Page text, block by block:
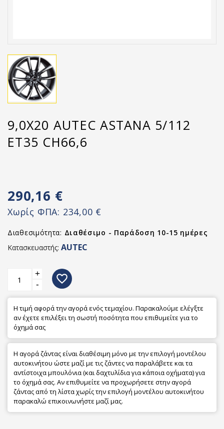
9,0X20 AUTEC ASTANA 5/112
ET35 CH66,6
290,16 €
Χωρίς ΦΠΑ: 234,00 €
Διαθεσιμότητα: Διαθέσιμο - Παράδοση 10-15 ημέρες
Κατασκευαστής: AUTEC
+
-
favorite_border
Η τιμή αφορά την αγορά ενός τεμαχίου. Παρακαλούμε ελέγξτε
αν έχετε επιλέξει τη σωστή ποσότητα που επιθυμείτε για το
όχημά σας
Η αγορά ζάντας είναι διαθέσιμη μόνο με την επιλογή μοντέλου
αυτοκινήτου ώστε μαζί με τις ζάντες να παραλάβετε και τα
αντίστοιχα μπουλόνια (και δαχτυλίδια για κάποια οχήματα) για
το όχημά σας. Αν επιθυμείτε να προχωρήσετε στην αγορά
ζάντας από τη λίστα χωρίς την επιλογή μοντέλου αυτοκινήτου
παρακαλώ επικοινωνήστε μαζί μας.